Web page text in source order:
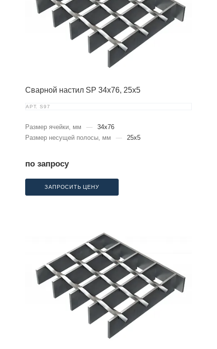
Сварной настил SP 34х76, 25х5
АРТ. S97
Размер ячейки, мм —
34x76
Размер несущей полосы, мм
— 25x5
по запросу
ЗАПРОСИТЬ ЦЕНУ